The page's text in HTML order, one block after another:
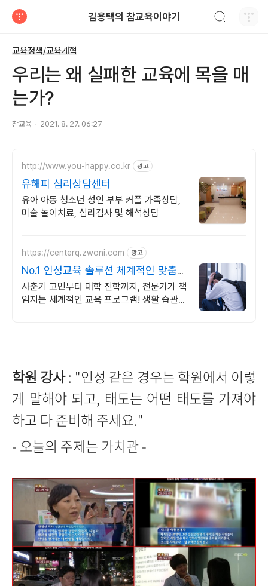
김용택의 참교육이야기
교육정책/교육개혁
우리는 왜 실패한 교육에 목을 매
는가?
참교육 2021. 8. 27. 06:27
http://www.you-happy.co.kr 광고
유해피 심리상담센터
유아 아동 청소년 성인 부부 커플 가족상담,
미술 놀이치료, 심리검사 및 해석상담
https://centerq.zwoni.com 광고
No.1 인성교육 솔루션 체계적인 맞춤
교육
사춘기 고민부터 대학 진학까지, 전문가가 책
임지는 체계적인 교육 프로그램! 생활 습관부
학원 강사: "인성 같은 경우는 학원에서 이렇
게 말해야 되고, 태도는 어떤 태도를 가져야
하고 다 준비해 주세요."
- 오늘의 주제는 가치관 -